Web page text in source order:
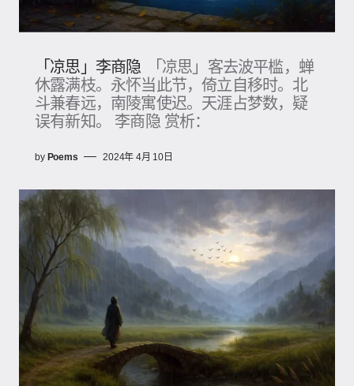
「凉思」李商隐
「凉思」客去波平槛，蝉
休露满枝。永怀当此节，倚立自移时。北
斗兼春远，南陵寓使迟。天涯占梦数，疑
误有新知。 李商隐 赏析：
by Poems 2024年 4月 10日